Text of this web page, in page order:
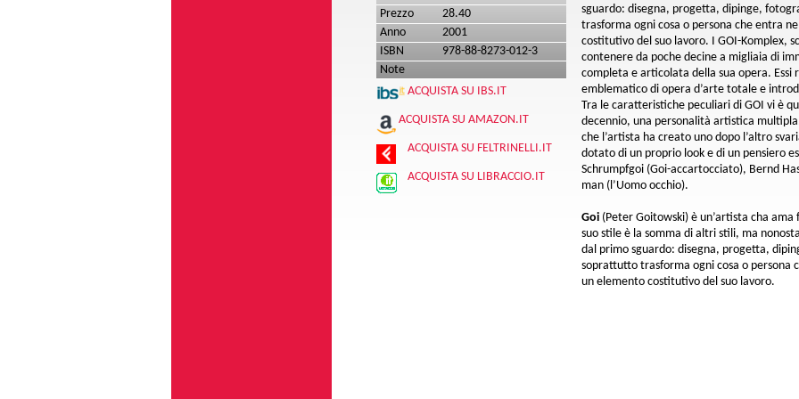
Prezzo
28.40
Anno
2001
ISBN
978-88-8273-012-3
Note
ACQUISTA SU IBS.IT
ACQUISTA SU AMAZON.IT
ACQUISTA SU FELTRINELLI.IT
ACQUISTA SU LIBRACCIO.IT
sguardo: disegna, progetta, dipinge,
trasforma ogni cosa o persona che entra
costitutivo del suo lavoro. I GOI-Komplex,
contenere da poche decine a migliaia di
completa e articolata della sua opera. Essi
emblematico di opera d’arte totale e
Tra le caratteristiche peculiari di GOI vi è
decennio, una personalità artistica
che l’artista ha creato uno dopo l’altro
dotato di un proprio look e di un pensiero
Schrumpfgoi (Goi-accartocciato), Bernd
man (l’Uomo occhio).
Goi (Peter Goitowski) è un’artista cha
suo stile è la somma di altri stili, ma
dal primo sguardo: disegna, progetta,
soprattutto trasforma ogni cosa o persona
un elemento costitutivo del suo lavoro.